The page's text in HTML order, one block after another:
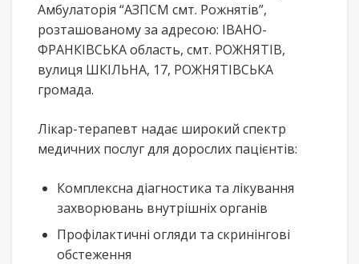
Амбулаторія “АЗПСМ смт. Рожнятів”,
розташованому за адресою: ІВАНО-
ФРАНКІВСЬКА область, смт. РОЖНЯТІВ,
вулиця ШКІЛЬНА, 17, РОЖНЯТІВСЬКА
громада.
Лікар-терапевт надає широкий спектр
медичних послуг для дорослих пацієнтів:
Комплексна діагностика та лікування
захворювань внутрішніх органів
Профілактичні огляди та скринінгові
обстеження